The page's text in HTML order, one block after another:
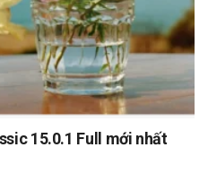
15.0.1 Full mới nhất